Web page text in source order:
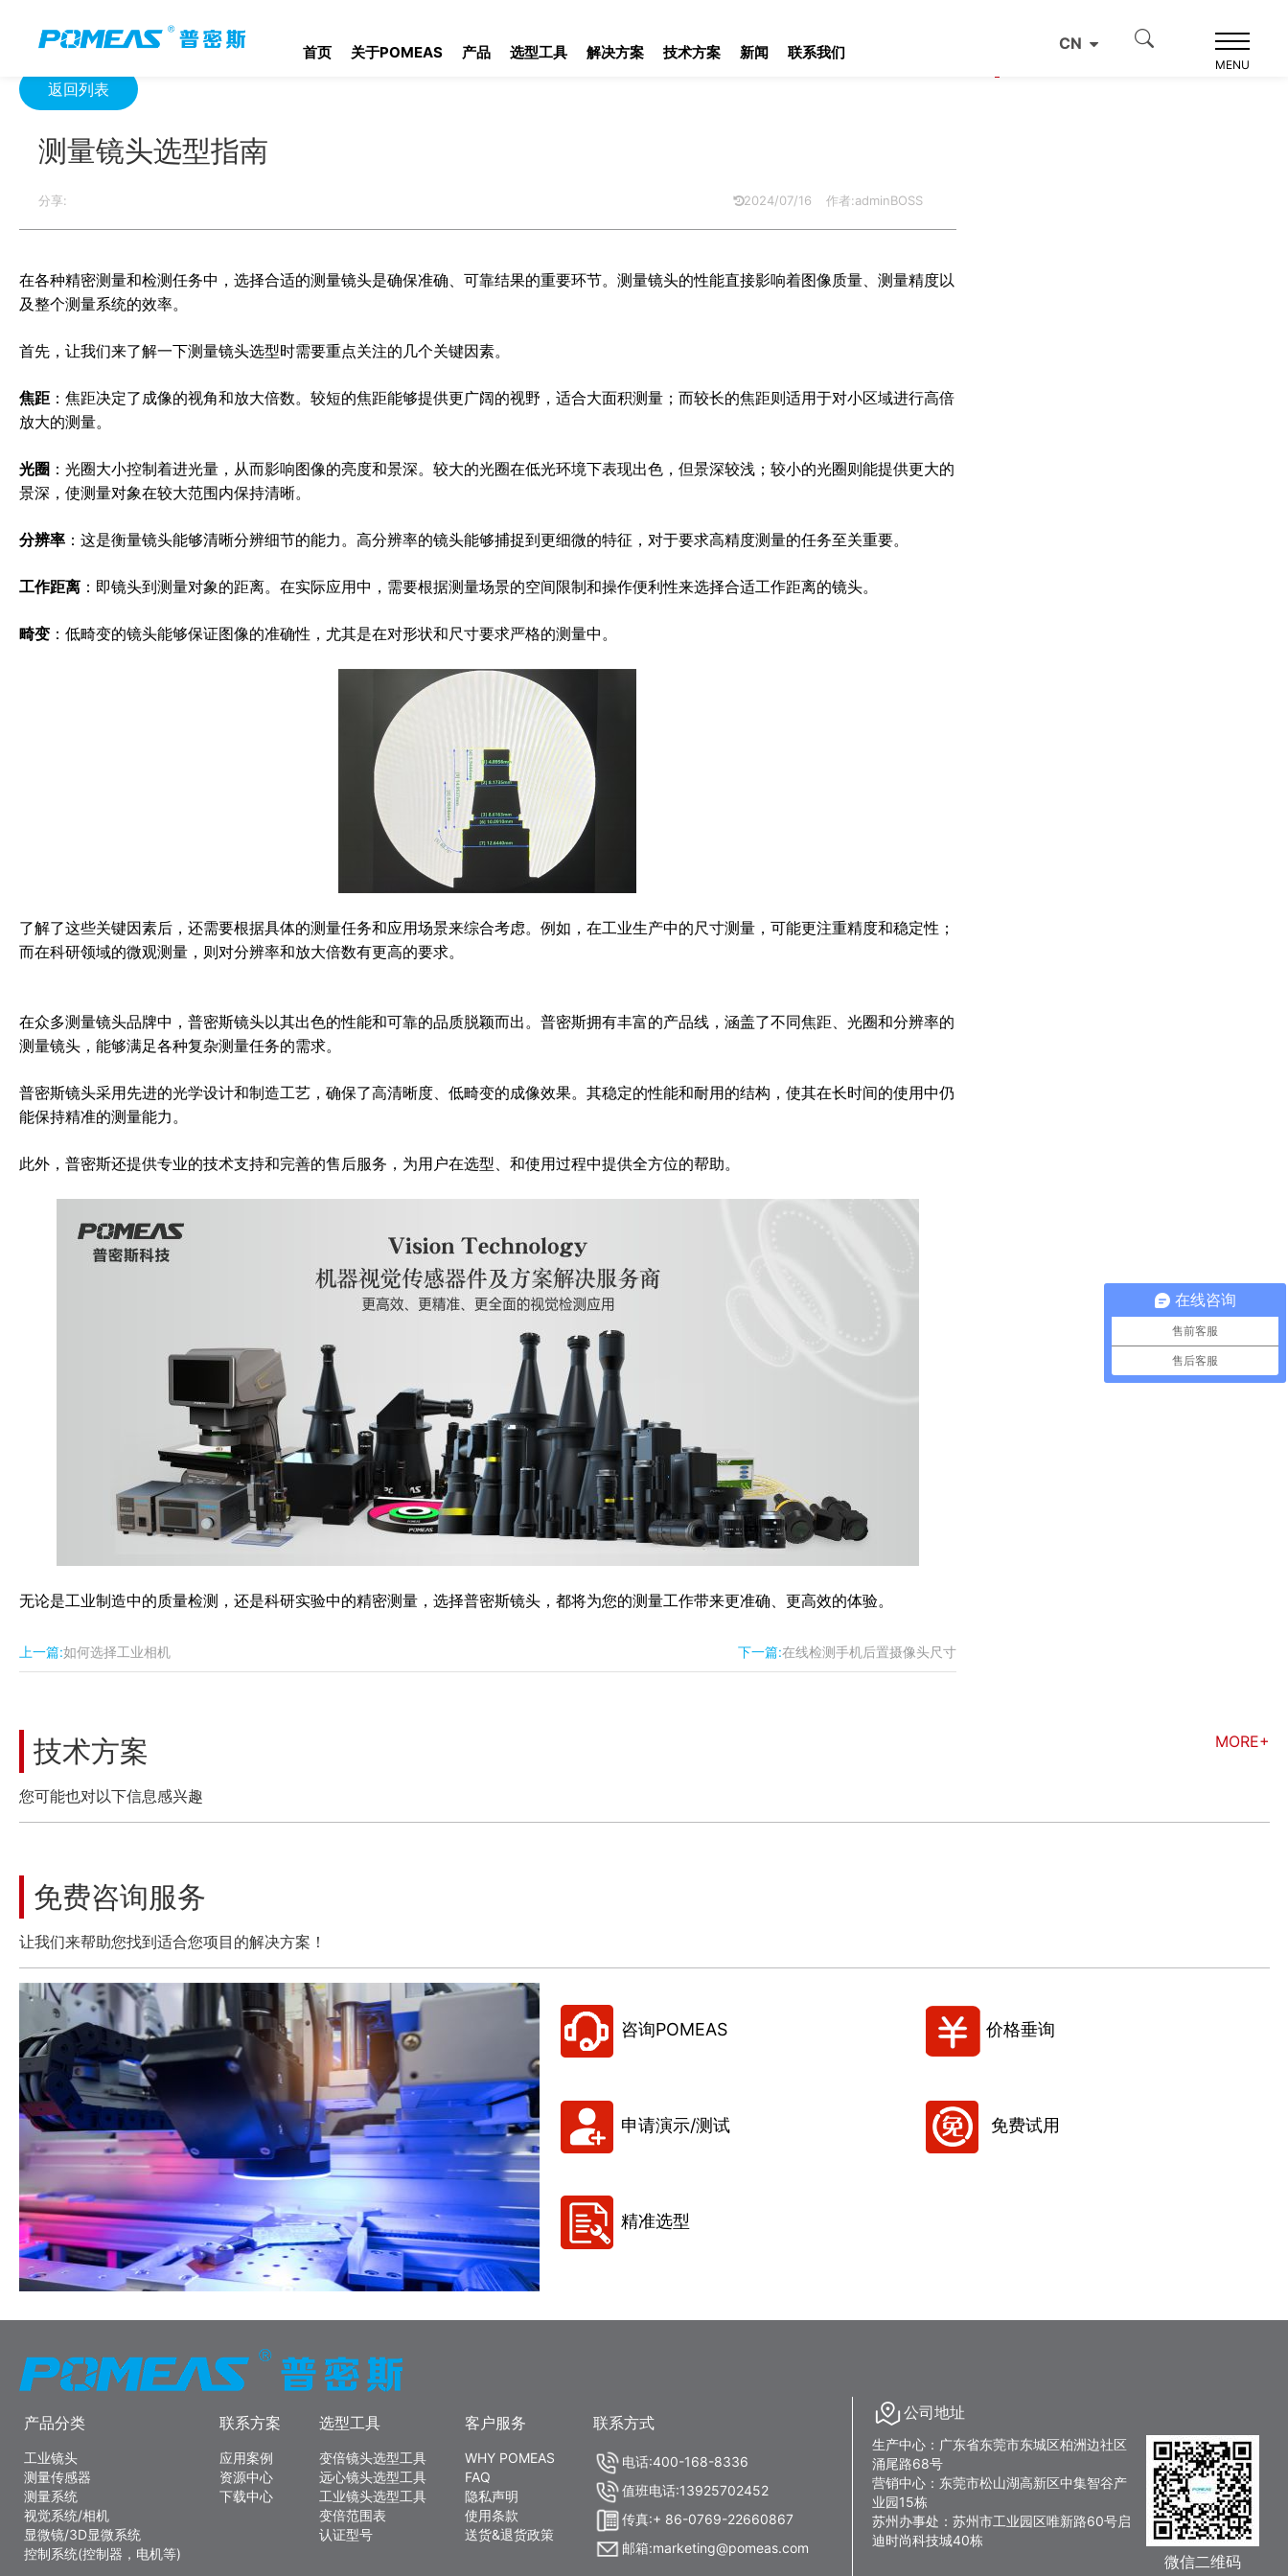
首页 关于POMEAS 产品 选型工具 解决方案 技术方案 新闻 联系我们 CN
MENU
返回列表
测量镜头选型指南
分享: 2024/07/16 作者:adminBOSS
在各种精密测量和检测任务中，选择合适的测量镜头是确保准确、可靠结果的重要环节。测量镜头的性能直接影响着图像质量、测量精度以
及整个测量系统的效率。
首先，让我们来了解一下测量镜头选型时需要重点关注的几个关键因素。
焦距：焦距决定了成像的视角和放大倍数。较短的焦距能够提供更广阔的视野，适合大面积测量；而较长的焦距则适用于对小区域进行高倍
放大的测量。
光圈 ：光圈大小控制着进光量，从而影响图像的亮度和景深。较大的光圈在低光环境下表现出色，但景深较浅；较小的光圈则能提供更大的
景深，使测量对象在较大范围内保持清晰。
分辨率：这是衡量镜头能够清晰分辨细节的能力。高分辨率的镜头能够捕捉到更细微的特征，对于要求高精度测量的任务至关重要。
工作距离：即镜头到测量对象的距离。在实际应用中，需要根据测量场景的空间限制和操作便利性来选择合适工作距离的镜头。
畸变：低畸变的镜头能够保证图像的准确性，尤其是在对形状和尺寸要求严格的测量中。
了解了这些关键因素后，还需要根据具体的测量任务和应用场景来综合考虑。例如，在工业生产中的尺寸测量，可能更注重精度和稳定性；
而在科研领域的微观测量，则对分辨率和放大倍数有更高的要求。
在众多测量镜头品牌中，普密斯镜头以其出色的性能和可靠的品质脱颖而出。普密斯拥有丰富的产品线，涵盖了不同焦距、光圈和分辨率的
测量镜头，能够满足各种复杂测量任务的需求。
普密斯镜头采用先进的光学设计和制造工艺，确保了高清晰度、低畸变的成像效果。其稳定的性能和耐用的结构，使其在长时间的使用中仍
能保持精准的测量能力。
此外，普密斯还提供专业的技术支持和完善的售后服务，为用户在选型、和使用过程中提供全方位的帮助。
无论是工业制造中的质量检测，还是科研实验中的精密测量，选择普密斯镜头，都将为您的测量工作带来更准确、更高效的体验。
上一篇:如何选择工业相机 下一篇:在线检测手机后置摄像头尺寸
技术方案 MORE+
您可能也对以下信息感兴趣
免费咨询服务
让我们来帮助您找到适合您项目的解决方案！
咨询POMEAS 价格垂询
申请演示/测试 免费试用
精准选型
产品分类
工业镜头
测量传感器
测量系统
视觉系统/相机
显微镜/3D显微系统
控制系统(控制器，电机等)
联系方案
应用案例
资源中心
下载中心
选型工具
变倍镜头选型工具
远心镜头选型工具
工业镜头选型工具
变倍范围表
认证型号
客户服务
WHY POMEAS
FAQ
隐私声明
使用条款
送货&退货政策
联系方式
电话:400-168-8336
值班电话:13925702452
传真:+ 86-0769-22660867
邮箱:marketing@pomeas.com
公司地址
生产中心：广东省东莞市东城区柏洲边社区
涌尾路68号
营销中心：东莞市松山湖高新区中集智谷产
业园15栋
苏州办事处：苏州市工业园区唯新路60号启
迪时尚科技城40栋
微信二维码
在线咨询
售前客服
售后客服